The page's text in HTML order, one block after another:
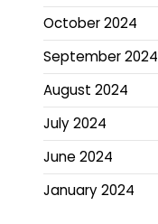
October 2024
September 2024
August 2024
July 2024
June 2024
January 2024